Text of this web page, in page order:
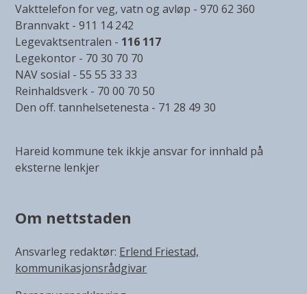
Vakttelefon for veg, vatn og avløp - 970 62 360
Brannvakt - 911 14 242
Legevaktsentralen - 116 117
Legekontor - 70 30 70 70
NAV sosial - 55 55 33 33
Reinhaldsverk - 70 00 70 50
Den off. tannhelsetenesta - 71 28 49 30
Hareid kommune tek ikkje ansvar for innhald på
eksterne lenkjer
Om nettstaden
Ansvarleg redaktør: Erlend Friestad,
kommunikasjonsrådgivar